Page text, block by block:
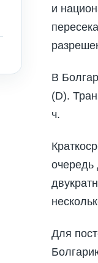
и
В
(D).
ч.
очередь
Для